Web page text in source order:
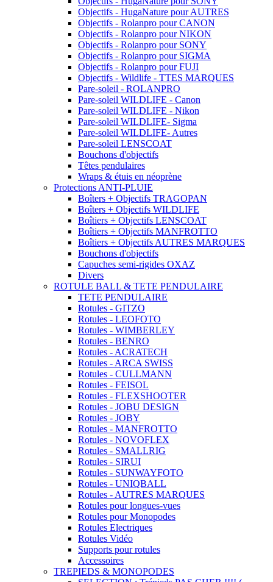
Objectifs - HugaNature pour AUTRES
Objectifs - Rolanpro pour CANON
Objectifs - Rolanpro pour NIKON
Objectifs - Rolanpro pour SONY
Objectifs - Rolanpro pour SIGMA
Objectifs - Rolanpro pour FUJI
Objectifs - Wildlife - TTES MARQUES
Pare-soleil - ROLANPRO
Pare-soleil WILDLIFE - Canon
Pare-soleil WILDLIFE - Nikon
Pare-soleil WILDLIFE- Sigma
Pare-soleil WILDLIFE- Autres
Pare-soleil LENSCOAT
Bouchons d'objectifs
Têtes pendulaires
Wraps & étuis en néoprène
Protections ANTI-PLUIE
Boîters + Objectifs TRAGOPAN
Boîters + Objectifs WILDLIFE
Boîtiers + Objectifs LENSCOAT
Boîtiers + Objectifs MANFROTTO
Boîtiers + Objectifs AUTRES MARQUES
Bouchons d'objectifs
Capuches semi-rigides OXAZ
Divers
ROTULE BALL & TETE PENDULAIRE
TETE PENDULAIRE
Rotules - GITZO
Rotules - LEOFOTO
Rotules - WIMBERLEY
Rotules - BENRO
Rotules - ACRATECH
Rotules - ARCA SWISS
Rotules - CULLMANN
Rotules - FEISOL
Rotules - FLEXSHOOTER
Rotules - JOBU DESIGN
Rotules - JOBY
Rotules - MANFROTTO
Rotules - NOVOFLEX
Rotules - SMALLRIG
Rotules - SIRUI
Rotules - SUNWAYFOTO
Rotules - UNIQBALL
Rotules - AUTRES MARQUES
Rotules pour longues-vues
Rotules pour Monopodes
Rotules Electriques
Rotules Vidéo
Supports pour rotules
Accessoires
TREPIEDS & MONOPODES